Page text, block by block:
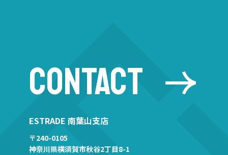
CONTACT
ESTRADE 南葉山支店
〒240-0105
神奈川県横須賀市秋谷2丁目8-1